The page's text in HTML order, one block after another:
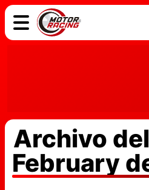
Archivo
February